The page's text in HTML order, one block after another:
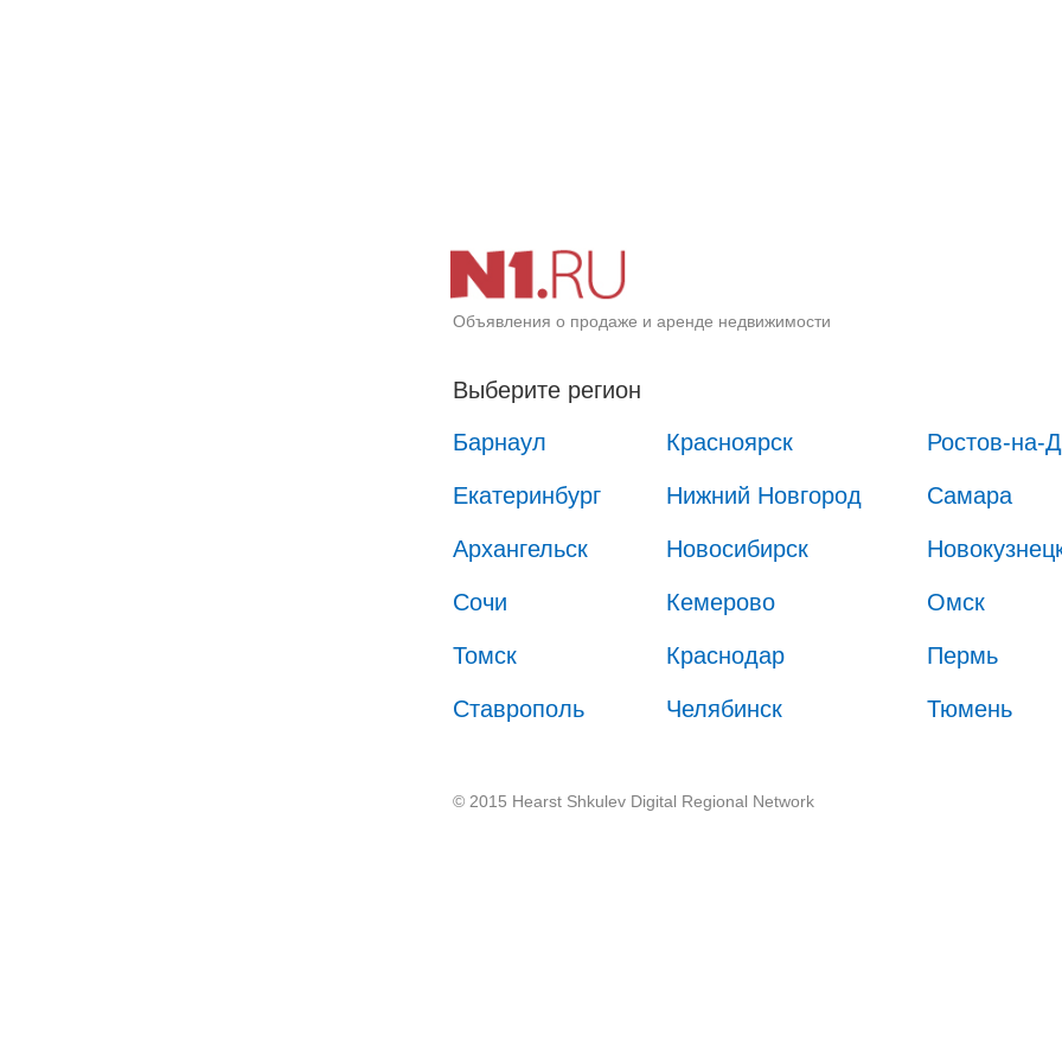
Объявления о продаже и аренде недвижимости
Выберите регион
Барнаул
Красноярск Ростов-на-
Екатеринбург Нижний Новгород Самара
Архангельск Новосибирск
Сочи Кемерово Омск
Томск Краснодар Пермь
Ставрополь Челябинск Тюмень
© 2015 Hearst Shkulev Digital Regional Network